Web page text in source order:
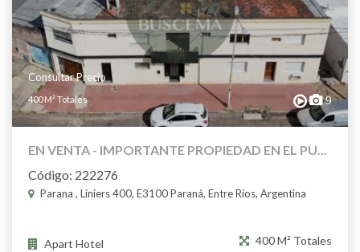
Consultar Precio
400 M² Totales 9
EN VENTA - IMPORTANTE PROPIEDAD EN EL PU...
Código: 222276
Parana , Liniers 400, E3100 Paraná, Entre Ríos, Argentina
Apart Hotel 400 M² Totales